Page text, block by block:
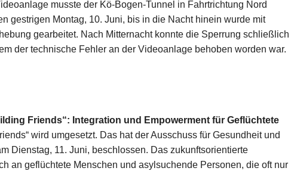
musste der Kö-Bogen-Tunnel in Fahrtrichtung Nord
gestrigen Montag, 10. Juni, bis in die Nacht hinein wurde mit
gearbeitet. Nach Mitternacht konnte die Sperrung schließlich
der technische Fehler an der Videoanlage behoben worden war.
Friends“: Integration und Empowerment für Geflüchtete
wird umgesetzt. Das hat der Ausschuss für Gesundheit und
Dienstag, 11. Juni, beschlossen. Das zukunftsorientierte
an geflüchtete Menschen und asylsuchende Personen, die oft nur